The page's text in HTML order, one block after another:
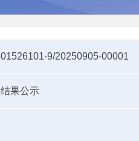
01526101-9/20250905-00001
结果公示